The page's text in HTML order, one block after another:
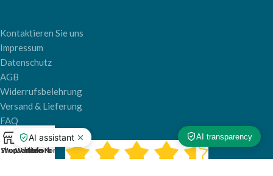
Kontaktieren Sie uns
Impressum
Datenschutz
AGB
Widerrufsbelehrung
Versand & Lieferung
FAQ
Shop
Wunschliste
0
Warenkorb
Mein Konto